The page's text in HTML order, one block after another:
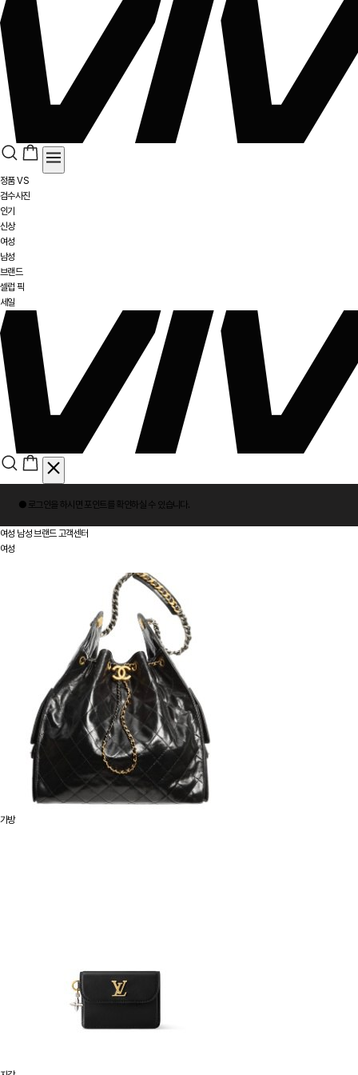
정품 VS
검수사진
인기
신상
여성
남성
브랜드
셀럽 픽
세일
그
인
● 로그인을 하시면 포인트 를 확인하실 수 있습니다.
여성 남성 브랜드 고객센터
여성
가방